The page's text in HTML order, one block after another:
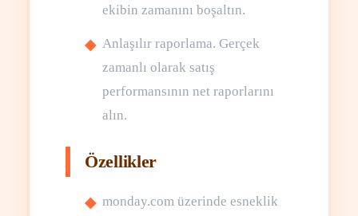
ekibin zamanını boşaltın.
Anlaşılır raporlama. Gerçek
zamanlı olarak satış
performansının net raporlarını
alın.
Özellikler
monday.com üzerinde esneklik